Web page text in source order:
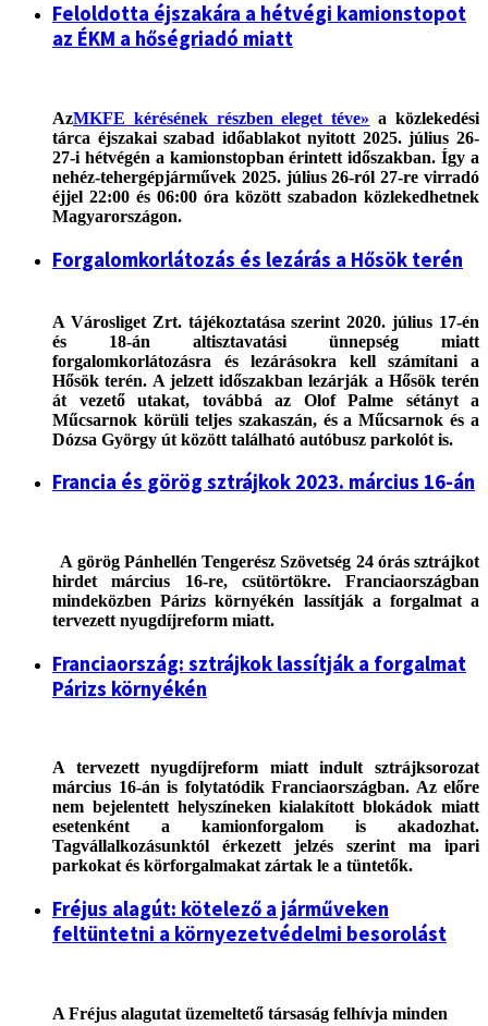
Feloldotta éjszakára a hétvégi kamionstopot
az ÉKM a hőségriadó miatt
AzMKFE kérésének részben eleget téve» a közlekedési
tárca éjszakai szabad időablakot nyitott 2025. július 26-
27-i hétvégén a kamionstopban érintett időszakban. Így a
nehéz-tehergépjárművek 2025. július 26-ról 27-re virradó
éjjel 22:00 és 06:00 óra között szabadon közlekedhetnek
Magyarországon.
Forgalomkorlátozás és lezárás a Hősök terén
A Városliget Zrt. tájékoztatása szerint 2020. július 17-én
és 18-án altisztavatási ünnepség miatt
forgalomkorlátozásra és lezárásokra kell számítani a
Hősök terén. A jelzett időszakban lezárják a Hősök terén
át vezető utakat, továbbá az Olof Palme sétányt a
Műcsarnok körüli teljes szakaszán, és a Műcsarnok és a
Dózsa György út között található autóbusz parkolót is.
Francia és görög sztrájkok 2023. március 16-án
A görög Pánhellén Tengerész Szövetség 24 órás sztrájkot
hirdet március 16-re, csütörtökre. Franciaországban
mindeközben Párizs környékén lassítják a forgalmat a
tervezett nyugdíjreform miatt.
Franciaország: sztrájkok lassítják a forgalmat
Párizs környékén
A tervezett nyugdíjreform miatt indult sztrájksorozat
március 16-án is folytatódik Franciaországban. Az előre
nem bejelentett helyszíneken kialakított blokádok miatt
esetenként a kamionforgalom is akadozhat.
Tagvállalkozásunktól érkezett jelzés szerint ma ipari
parkokat és körforgalmakat zártak le a tüntetők.
Fréjus alagút: kötelező a járműveken
feltüntetni a környezetvédelmi besorolást
A Fréjus alagutat üzemeltető társaság felhívja minden